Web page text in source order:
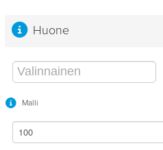
Huone
Malli
100